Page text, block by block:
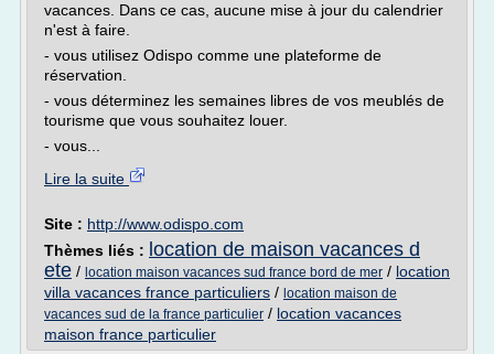
vacances. Dans ce cas, aucune mise à jour du calendrier
n'est à faire.
- vous utilisez Odispo comme une plateforme de
réservation.
- vous déterminez les semaines libres de vos meublés de
tourisme que vous souhaitez louer.
- vous...
Lire la suite
Site : http://www.odispo.com
Thèmes liés : location de maison vacances d
ete / location maison vacances sud france bord de mer / location
villa vacances france particuliers / location maison de
vacances sud de la france particulier / location vacances
maison france particulier